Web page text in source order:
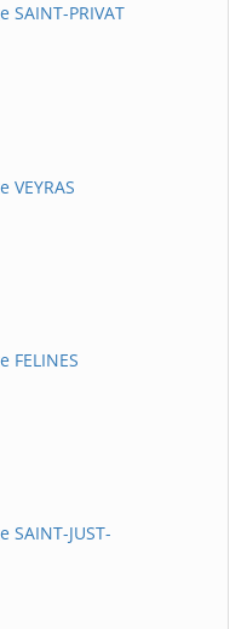
PRIVAT
JUST-